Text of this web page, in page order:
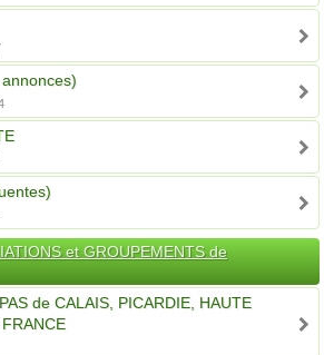
et GROUPEMENTS de
de CALAIS, PICARDIE, HAUTE